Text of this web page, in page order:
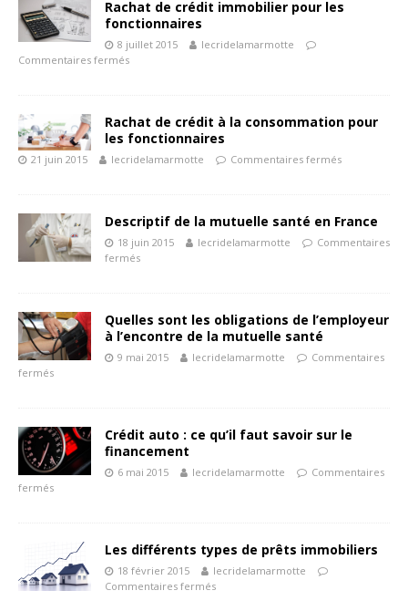
Rachat de crédit immobilier pour les
fonctionnaires
8 juillet 2015
lecridelamarmotte
Commentaires fermés
Rachat de crédit à la consommation pour
les fonctionnaires
21 juin 2015 lecridelamarmotte Commentaires fermés
Descriptif de la mutuelle santé en France
18 juin 2015 lecridelamarmotte
Commentaires
fermés
Quelles sont les obligations de l’employeur
à l’encontre de la mutuelle santé
9 mai 2015 lecridelamarmotte
Commentaires
fermés
Crédit auto : ce qu’il faut savoir sur le
financement
6 mai 2015 lecridelamarmotte
Commentaires
fermés
Les différents types de prêts immobiliers
18 février 2015
lecridelamarmotte
Commentaires fermés